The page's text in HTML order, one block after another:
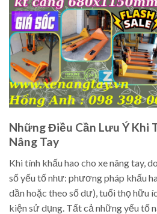
Những Điều Cần Lưu Ý Khi
Nâng Tay
Khi tính khấu hao cho xe nâng tay,
số yếu tố như: phương pháp khấu
dần hoặc theo số dư), tuổi thọ hữu
kiện sử dụng. Tất cả những yếu tố